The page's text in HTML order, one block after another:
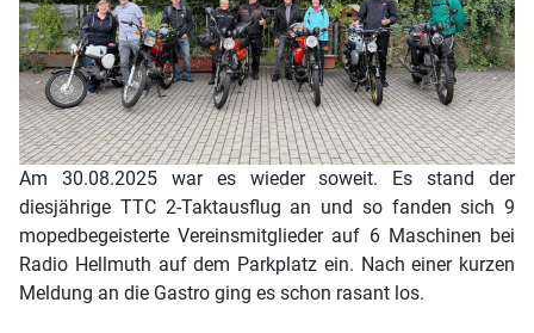
Am 30.08.2025 war es wieder soweit. Es stand der
diesjährige TTC 2-Taktausflug an und so fanden sich 9
mopedbegeisterte Vereinsmitglieder auf 6 Maschinen bei
Radio Hellmuth auf dem Parkplatz ein. Nach einer kurzen
Meldung an die Gastro ging es schon rasant los.